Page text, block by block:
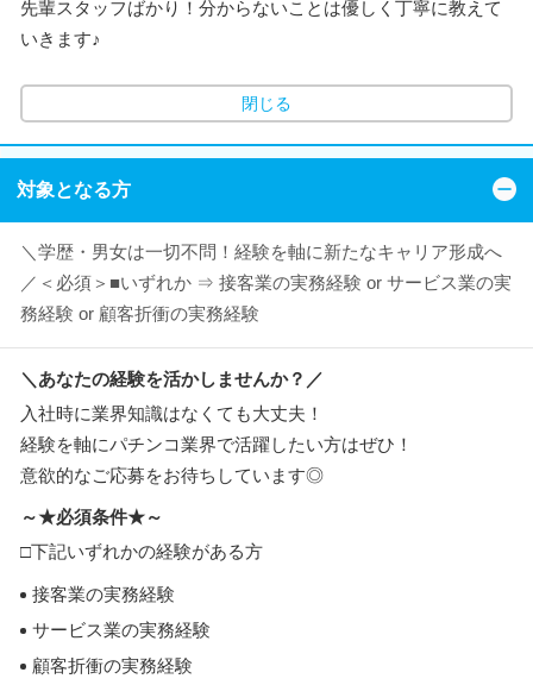
先輩スタッフばかり！分からないことは優しく丁寧に教えて
いきます♪
閉じる
対象となる方
＼学歴・男女は一切不問！経験を軸に新たなキャリア形成へ
／＜必須＞■いずれか ⇒ 接客業の実務経験 or サービス業の実
務経験 or 顧客折衝の実務経験
＼あなたの経験を活かしませんか？／
入社時に業界知識はなくても大丈夫！
経験を軸にパチンコ業界で活躍したい方はぜひ！
意欲的なご応募をお待ちしています◎
～★必須条件★～
□下記いずれかの経験がある方
接客業の実務経験
サービス業の実務経験
顧客折衝の実務経験